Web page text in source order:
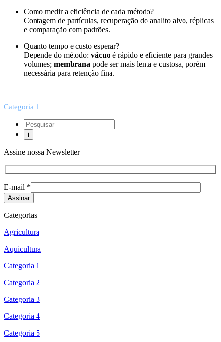
Como medir a eficiência de cada método?
Contagem de partículas, recuperação do analito alvo, réplicas
e comparação com padrões.
Quanto tempo e custo esperar?
Depende do método: vácuo é rápido e eficiente para grandes
volumes; membrana pode ser mais lenta e custosa, porém
necessária para retenção fina.
Categoria 1
Assine nossa Newsletter
E-mail *
Categorias
Agricultura
Aquicultura
Categoria 1
Categoria 2
Categoria 3
Categoria 4
Categoria 5